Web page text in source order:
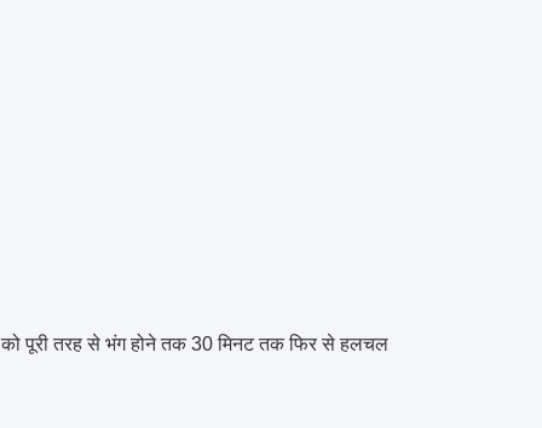
पूरी तरह से भंग होने तक 30 मिनट तक फिर से हलचल